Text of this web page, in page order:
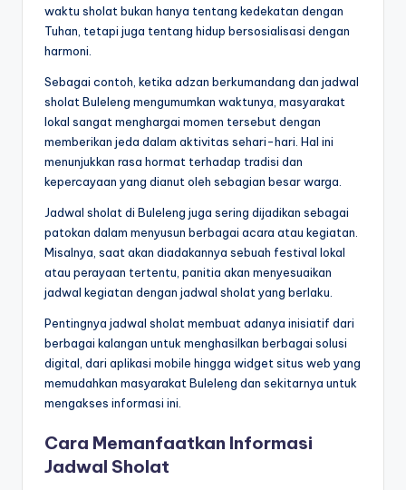
waktu sholat bukan hanya tentang kedekatan dengan
Tuhan, tetapi juga tentang hidup bersosialisasi dengan
harmoni.
Sebagai contoh, ketika adzan berkumandang dan jadwal
sholat Buleleng mengumumkan waktunya, masyarakat
lokal sangat menghargai momen tersebut dengan
memberikan jeda dalam aktivitas sehari-hari. Hal ini
menunjukkan rasa hormat terhadap tradisi dan
kepercayaan yang dianut oleh sebagian besar warga.
Jadwal sholat di Buleleng juga sering dijadikan sebagai
patokan dalam menyusun berbagai acara atau kegiatan.
Misalnya, saat akan diadakannya sebuah festival lokal
atau perayaan tertentu, panitia akan menyesuaikan
jadwal kegiatan dengan jadwal sholat yang berlaku.
Pentingnya jadwal sholat membuat adanya inisiatif dari
berbagai kalangan untuk menghasilkan berbagai solusi
digital, dari aplikasi mobile hingga widget situs web yang
memudahkan masyarakat Buleleng dan sekitarnya untuk
mengakses informasi ini.
Cara Memanfaatkan Informasi
Jadwal Sholat